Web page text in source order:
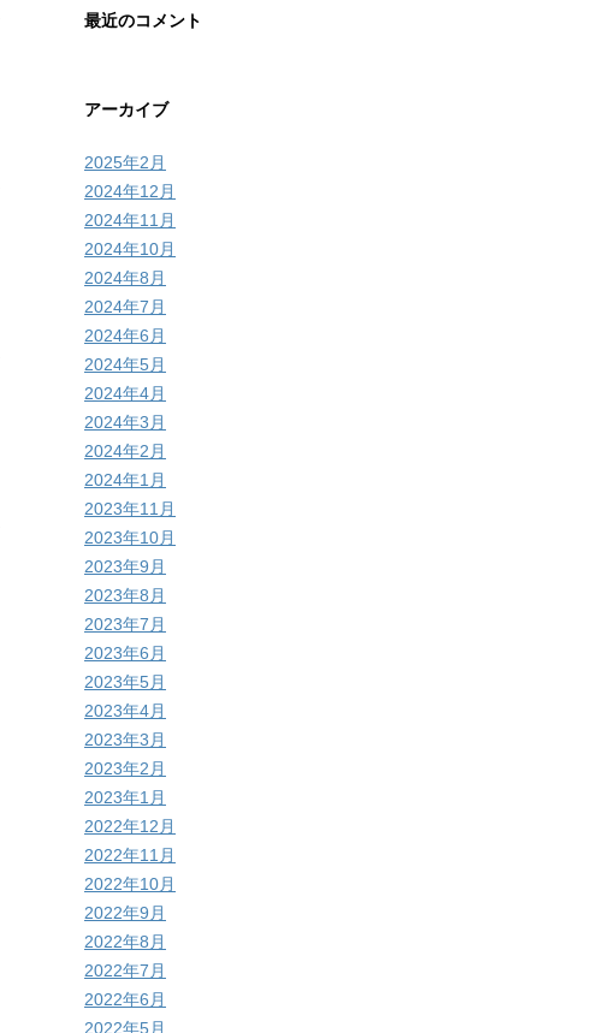
最近のコメント
アーカイブ
2025年2月
2024年12月
2024年11月
2024年10月
2024年8月
2024年7月
2024年6月
2024年5月
2024年4月
2024年3月
2024年2月
2024年1月
2023年11月
2023年10月
2023年9月
2023年8月
2023年7月
2023年6月
2023年5月
2023年4月
2023年3月
2023年2月
2023年1月
2022年12月
2022年11月
2022年10月
2022年9月
2022年8月
2022年7月
2022年6月
2022年5月